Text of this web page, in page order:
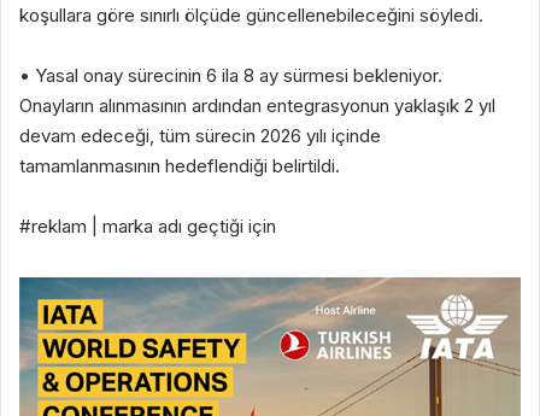
koşullara göre sınırlı ölçüde güncellenebileceğini söyledi.
• Yasal onay sürecinin 6 ila 8 ay sürmesi bekleniyor.
Onayların alınmasının ardından entegrasyonun yaklaşık 2 yıl
devam edeceği, tüm sürecin 2026 yılı içinde
tamamlanmasının hedeflendiği belirtildi.
#reklam | marka adı geçtiği için